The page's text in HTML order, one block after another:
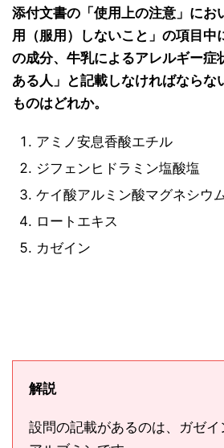
添付文書の「使用上の注意」にお
用（服用）しないこと」の項目中
の成分、牛乳によるアレルギー症
ある人」と記載しなければならな
ものはどれか。
アミノ安息香酸エチル
ジフェンヒドラミン塩酸塩
ケイ酸アルミン酸マグネシウ
ロートエキス
カゼイン
解説
設問の記載があるのは、ガゼ